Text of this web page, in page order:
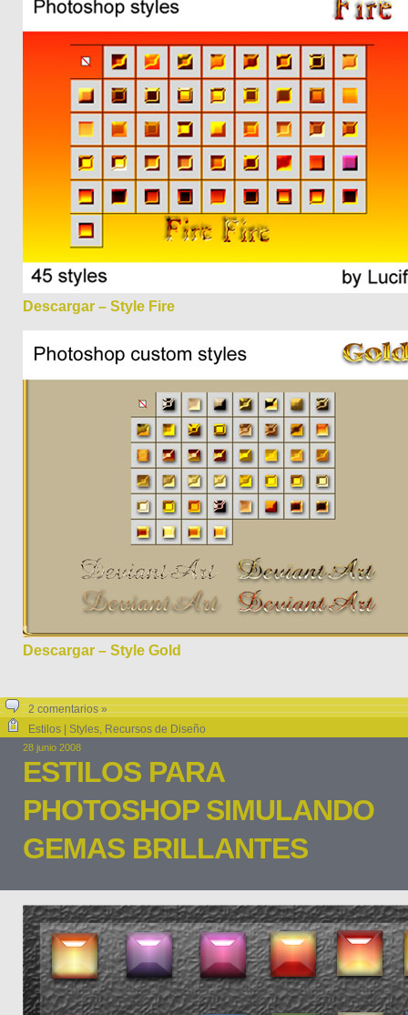
Descargar – Style Fire
Descargar – Style Gold
2 comentarios »
Estilos | Styles, Recursos de Diseño
28 junio 2008
ESTILOS PARA
PHOTOSHOP SIMULANDO
GEMAS BRILLANTES